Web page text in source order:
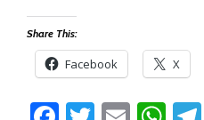
Share This:
Facebook X